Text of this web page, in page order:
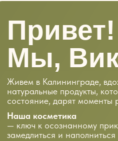
Живем в Калининграде,
натуральные продукты,
состояние, дарят моменты
Наша косметика
— ключ к осознанному
замедлиться и
Привет!
Мы,